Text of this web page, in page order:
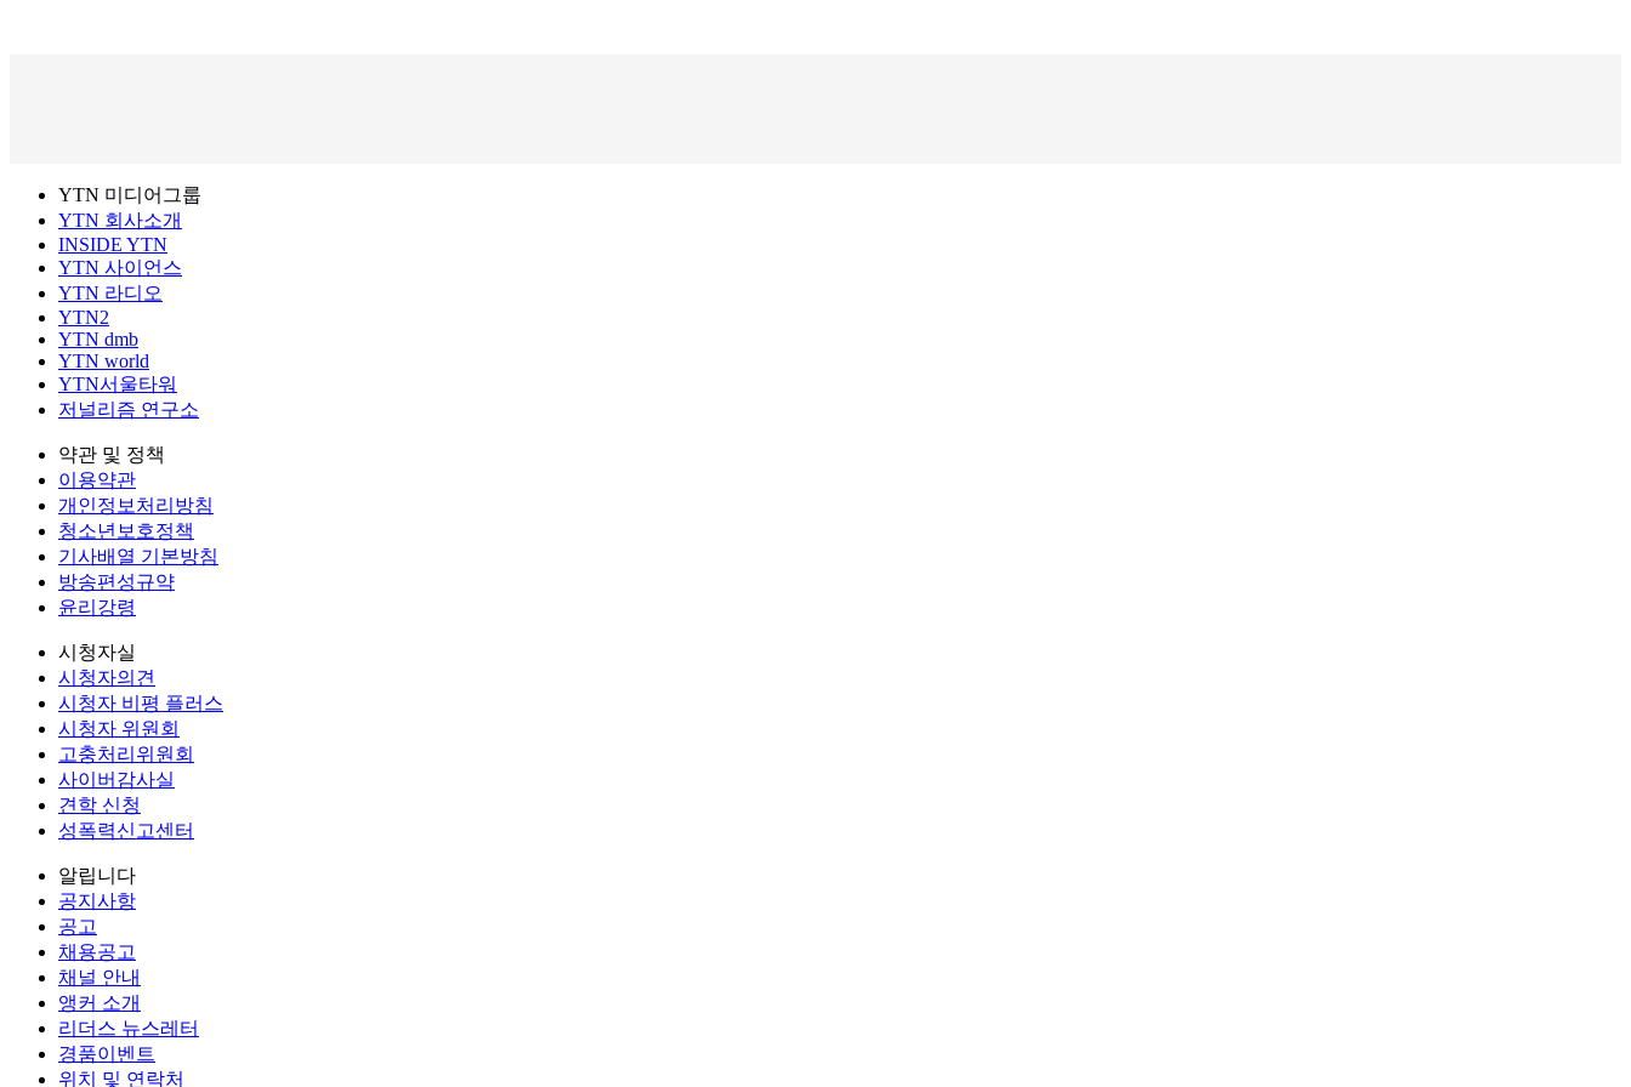
YTN 미디어그룹
YTN 회사소개
INSIDE YTN
YTN 사이언스
YTN 라디오
YTN2
YTN dmb
YTN world
YTN서울타워
저널리즘 연구소
약관 및 정책
이용약관
개인정보처리방침
청소년보호정책
기사배열 기본방침
방송편성규약
윤리강령
시청자실
시청자의견
시청자 비평 플러스
시청자 위원회
고충처리위원회
사이버감사실
견학 신청
성폭력신고센터
알립니다
공지사항
공고
채용공고
채널 안내
앵커 소개
리더스 뉴스레터
경품이벤트
위치 및 연락처